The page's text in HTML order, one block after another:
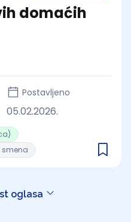
domaćih
Postavljeno
05.02.2026.
smena
oglasa